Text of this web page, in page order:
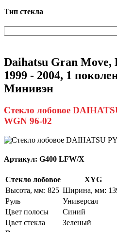
Тип стекла
Daihatsu Gran Move,
1999 - 2004, 1
Минивэн
Стекло лобовое
WGN 96-02
Артикул: G400 LFW/X
Стекло лобовое
XYG
Высота, мм: 825 Ширина, мм:
Руль
Универсал
Цвет полосы
Синий
Цвет стекла
Зеленый